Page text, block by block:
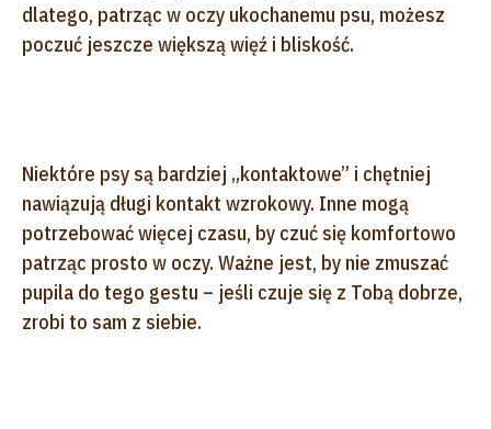
dlatego, patrząc w oczy ukochanemu psu, możesz
poczuć jeszcze większą więź i bliskość.
Niektóre psy są bardziej „kontaktowe” i chętniej
nawiązują długi kontakt wzrokowy. Inne mogą
potrzebować więcej czasu, by czuć się komfortowo
patrząc prosto w oczy. Ważne jest, by nie zmuszać
pupila do tego gestu – jeśli czuje się z Tobą dobrze,
zrobi to sam z siebie.